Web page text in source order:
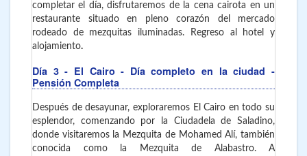
completar el día, disfrutaremos de la cena cairota en un
restaurante situado en pleno corazón del mercado
rodeado de mezquitas iluminadas. Regreso al hotel y
alojamiento.
Día 3 - El Cairo- Día completo en la ciudad -
Pensión Completa
Después de desayunar, exploraremos El Cairo en todo su
esplendor, comenzando por la Ciudadela de Saladino,
donde visitaremos la Mezquita de Mohamed Alí, también
conocida como la Mezquita de Alabastro. A